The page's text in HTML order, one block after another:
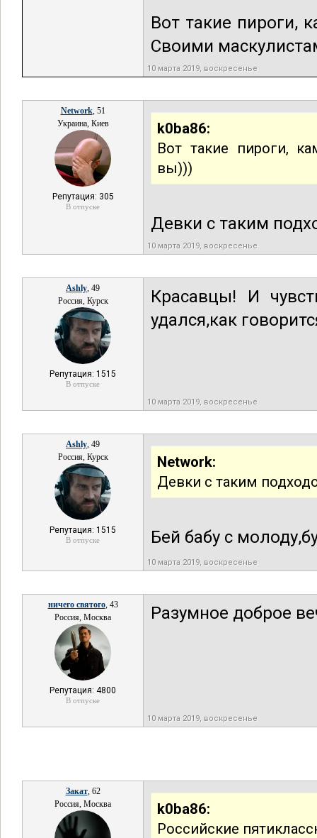
Вот такие пироги,
Своими
10 марта 2019, воскресенье
Network, 51
Украина, Киев
Репутация: 305
В отпуске
k0ba86:
Вот такие пироги,
вы)))
Девки с таким
10 марта 2019, воскресенье
Ashly, 49
Россия, Курск
Репутация: 1515
В отпуске
Красавцы! И
удался,как
10 марта 2019, воскресенье
Ashly, 49
Россия, Курск
Репутация: 1515
В отпуске
Network:
Девки с таким
Бей бабу с
10 марта 2019, воскресенье
ничего святого, 43
Россия, Москва
Репутация: 4800
В отпуске
Разумное доброе
10 марта 2019, воскресенье
Закат, 62
Россия, Москва
k0ba86:
Российские